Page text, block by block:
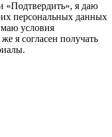
«Подтвердить», я даю
персональных данных
условия
же я согласен получать